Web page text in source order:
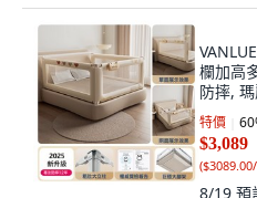
欄加高
防摔,
+2.2米
特價 60
$3,089
($3089.00/
8/19預